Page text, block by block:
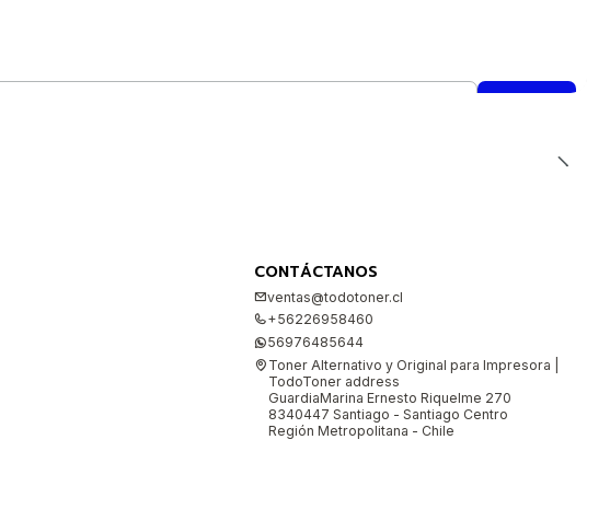
CONTÁCTANOS
ventas@todotoner.cl
+56226958460
56976485644
Toner Alternativo y Original para Impresora |
TodoToner address
GuardiaMarina Ernesto Riquelme 270
8340447 Santiago - Santiago Centro
Región Metropolitana - Chile